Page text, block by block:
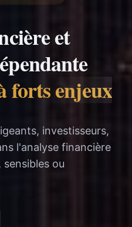
et
forts enjeux
investisseurs,
l'analyse financière
ou